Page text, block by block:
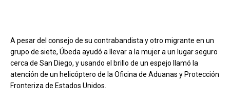
A pesar del consejo de su contrabandista y otro migrante en un
grupo de siete, Úbeda ayudó a llevar a la mujer a un lugar seguro
cerca de San Diego, y usando el brillo de un espejo llamó la
atención de un helicóptero de la Oficina de Aduanas y Protección
Fronteriza de Estados Unidos.